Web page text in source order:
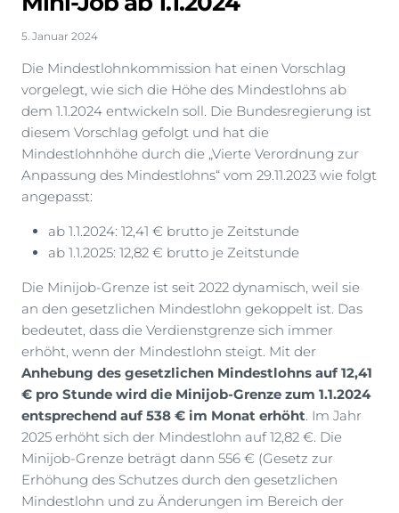
5. Januar 2024
Die Mindestlohnkommission hat einen Vorschlag
vorgelegt, wie sich die Höhe des Mindestlohns ab
dem 1.1.2024 entwickeln soll. Die Bundesregierung ist
diesem Vorschlag gefolgt und hat die
Mindestlohnhöhe durch die „Vierte Verordnung zur
Anpassung des Mindestlohns“ vom 29.11.2023 wie folgt
angepasst:
ab 1.1.2024: 12,41 € brutto je Zeitstunde
ab 1.1.2025: 12,82 € brutto je Zeitstunde
Die Minijob-Grenze ist seit 2022 dynamisch, weil sie
an den gesetzlichen Mindestlohn gekoppelt ist. Das
bedeutet, dass die Verdienstgrenze sich immer
erhöht, wenn der Mindestlohn steigt. Mit der
Anhebung des gesetzlichen Mindestlohns auf 12,41
€ pro Stunde wird die Minijob-Grenze zum 1.1.2024
entsprechend auf 538 € im Monat erhöht. Im Jahr
2025 erhöht sich der Mindestlohn auf 12,82 €. Die
Minijob-Grenze beträgt dann 556 € (Gesetz zur
Erhöhung des Schutzes durch den gesetzlichen
Mindestlohn und zu Änderungen im Bereich der